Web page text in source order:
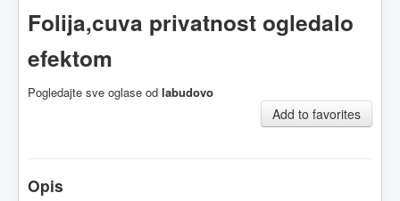
Folija,cuva privatnost ogledalo
efektom
Pogledajte sve oglase od labudovo
Add to favorites
Opis